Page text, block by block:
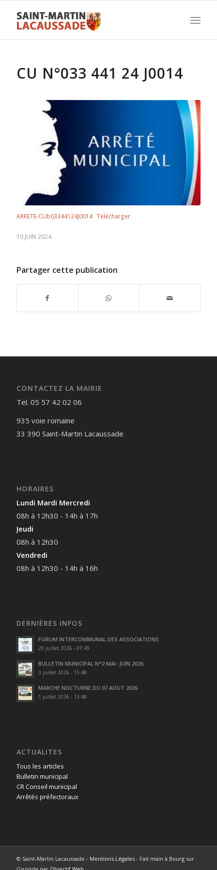
CU N°033 441 24 J0014
ARRETE-CUb03344124J0014 Télécharger
10 JUIN 2024
Partager cette publication
CONTACTEZ LA MAIRIE
Tel. 05 57 42 02 06
935 voie romaine
33 390 Saint-Martin Lacaussade
HORAIRES
Lundi Mardi Mercredi
08h à 12h30 - 14h à 17h
Jeudi
08h à 12h30
Vendredi
08h à 12h30 - 14h à 16h
DERNIÈRES INFOS
FORUM INTERCOMMUNAL DES ASSOCIATIONS
20 juillet 2026 - 07:49
BULLETIN MUNICIPAL N°2 MAI- JUIN 2026
3 juillet 2026 - 15:48
MARCHE NOCTURNE DU 07 AOUT 2026
1 juillet 2026 - 13:48
ACTUALITES
Tous les articles
Bulletin municipal
CR Conseil municipal
Arrêtés préfectoraux
© Saint-Martin Lacaussade - Mentions Légales- Fait main à Bourg sur